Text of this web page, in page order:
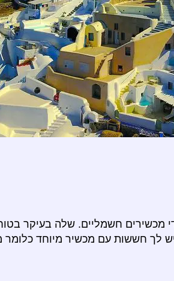
מכשירים חשמליים. שלה בעיקר
לך חששות עם מכשיר מיוחד כלומר